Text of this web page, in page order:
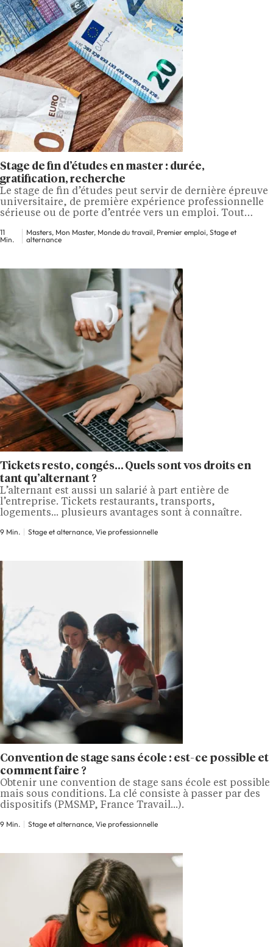
Stage de fin d’études en master : durée,
gratification, recherche
Le stage de fin d’études peut servir de dernière épreuve
universitaire, de première expérience professionnelle
sérieuse ou de porte d’entrée vers un emploi. Tout
Un étudiant en biologie peut rejoindre un laboratoire,
un juriste intégrer une administration ou un cabinet,
11
Min.
Masters, Mon Master, Monde du travail, Premier emploi, Stage et
alternance
Tickets resto, congés… Quels sont vos droits en
tant qu’alternant ?
L’alternant est aussi un salarié à part entière de
l’entreprise. Tickets restaurants, transports,
logements... plusieurs avantages sont à connaître.
9 Min. Stage et alternance, Vie professionnelle
Convention de stage sans école : est-ce possible et
comment faire ?
Obtenir une convention de stage sans école est possible
mais sous conditions. La clé consiste à passer par des
dispositifs (PMSMP, France Travail...).
9 Min. Stage et alternance, Vie professionnelle